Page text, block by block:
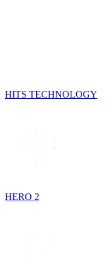
HITS TECHNOLOGY
HERO 2